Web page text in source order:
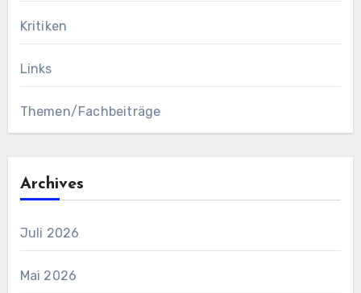
Kritiken
Links
Themen/Fachbeiträge
Archives
Juli 2026
Mai 2026